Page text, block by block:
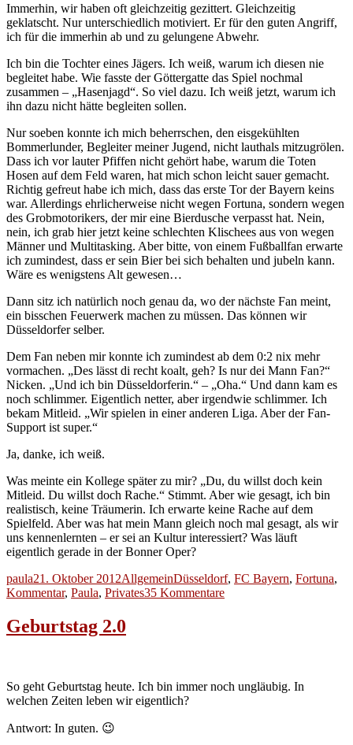
Immerhin, wir haben oft gleichzeitig gezittert. Gleichzeitig
geklatscht. Nur unterschiedlich motiviert. Er für den guten Angriff,
ich für die immerhin ab und zu gelungene Abwehr.
Ich bin die Tochter eines Jägers. Ich weiß, warum ich diesen nie
begleitet habe. Wie fasste der Göttergatte das Spiel nochmal
zusammen – „Hasenjagd“. So viel dazu. Ich weiß jetzt, warum ich
ihn dazu nicht hätte begleiten sollen.
Nur soeben konnte ich mich beherrschen, den eisgekühlten
Bommerlunder, Begleiter meiner Jugend, nicht lauthals mitzugrölen.
Dass ich vor lauter Pfiffen nicht gehört habe, warum die Toten
Hosen auf dem Feld waren, hat mich schon leicht sauer gemacht.
Richtig gefreut habe ich mich, dass das erste Tor der Bayern keins
war. Allerdings ehrlicherweise nicht wegen Fortuna, sondern wegen
des Grobmotorikers, der mir eine Bierdusche verpasst hat. Nein,
nein, ich grab hier jetzt keine schlechten Klischees aus von wegen
Männer und Multitasking. Aber bitte, von einem Fußballfan erwarte
ich zumindest, dass er sein Bier bei sich behalten und jubeln kann.
Wäre es wenigstens Alt gewesen…
Dann sitz ich natürlich noch genau da, wo der nächste Fan meint,
ein bisschen Feuerwerk machen zu müssen. Das können wir
Düsseldorfer selber.
Dem Fan neben mir konnte ich zumindest ab dem 0:2 nix mehr
vormachen. „Des lässt di recht koalt, geh? Is nur dei Mann Fan?“
Nicken. „Und ich bin Düsseldorferin.“ – „Oha.“ Und dann kam es
noch schlimmer. Eigentlich netter, aber irgendwie schlimmer. Ich
bekam Mitleid. „Wir spielen in einer anderen Liga. Aber der Fan-
Support ist super.“
Ja, danke, ich weiß.
Was meinte ein Kollege später zu mir? „Du, du willst doch kein
Mitleid. Du willst doch Rache.“ Stimmt. Aber wie gesagt, ich bin
realistisch, keine Träumerin. Ich erwarte keine Rache auf dem
Spielfeld. Aber was hat mein Mann gleich noch mal gesagt, als wir
uns kennenlernten – er sei an Kultur interessiert? Was läuft
eigentlich gerade in der Bonner Oper?
Autor
paulaVeröffentlicht
am
21. Oktober 2012Kategorien
AllgemeinSchlagwörter
Düsseldorf, FC Bayern, Fortuna,
Kommentar, Paula, Privates35 Kommentarezu
Geburtstag 2.0
So geht Geburtstag heute. Ich bin immer noch ungläubig. In
welchen Zeiten leben wir eigentlich?
Antwort: In guten. 😉